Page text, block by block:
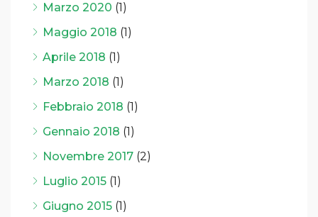
Marzo 2020 (1)
Maggio 2018 (1)
Aprile 2018 (1)
Marzo 2018 (1)
Febbraio 2018 (1)
Gennaio 2018 (1)
Novembre 2017 (2)
Luglio 2015 (1)
Giugno 2015 (1)